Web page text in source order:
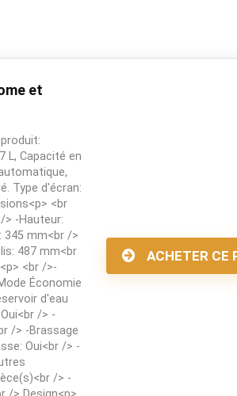
et
L, Capacité en
Type d'écran:
<br
> -Hauteur:
345 mm<br />
487 mm<br
<br />-
Économie
d'eau
/> -
/> -Brassage
Oui<br /> -
/> -
ACHETER CE